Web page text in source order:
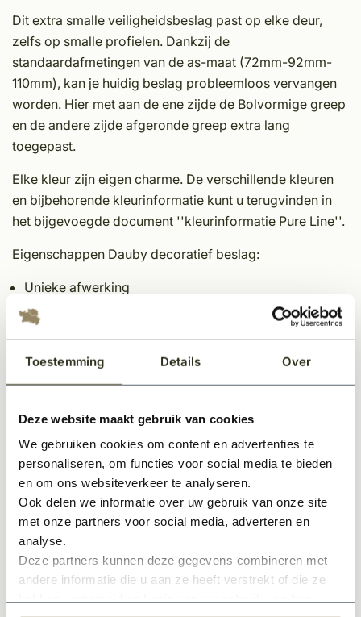
Toestemming Details Over
Deze website maakt gebruik van cookies
We gebruiken cookies om content en advertenties te
personaliseren, om functies voor social media te bieden
en om ons websiteverkeer te analyseren.
Ook delen we informatie over uw gebruik van onze site
met onze partners voor social media, adverteren en
analyse.
Deze partners kunnen deze gegevens combineren met
andere informatie die u aan ze heeft verstrekt of die ze
Dit extra smalle veiligheidsbeslag past op elke deur,
zelfs op smalle profielen. Dankzij de
standaardafmetingen van de as-maat (72mm-92mm-
110mm), kan je huidig beslag probleemloos vervangen
worden. Hier met aan de ene zijde de Bolvormige greep
en de andere zijde afgeronde greep extra lang
toegepast.
Elke kleur zijn eigen charme. De verschillende kleuren
en bijbehorende kleurinformatie kunt u terugvinden in
het bijgevoegde document ''kleurinformatie Pure Line''.
Eigenschappen Dauby decoratief beslag:
Unieke afwerking
Tijdloos
XL greep binnenzijde
Paar bestaande uit (2 stuks deurschilden & 2 stuks
Veiligheidsbeslag (zie onderstaande toelichting)
Sfeervol en karakteristieke uitstraling
Onderhoudsvriendelijk materiaal
*Het veiligheidsbeslag biedt een extra beveiliging. De
doorgaande bevestiging zorgt ervoor dat de afdekplaat
aan buitenzijde er niet afgeschroefd kan worden.